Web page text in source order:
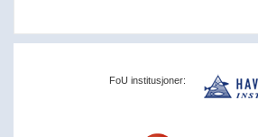
FoU institusjoner: